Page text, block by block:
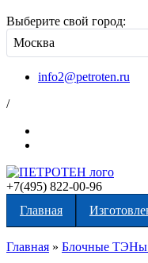
Выберите свой город:
Москва
info2@petroten.ru
/
+7(495) 822-00-96
Главная
Главная » Блочные